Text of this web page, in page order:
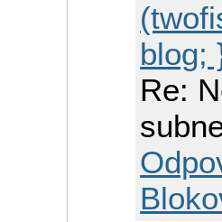
blog;
Re: